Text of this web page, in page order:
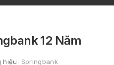
12 Năm
hiệu: Springbank